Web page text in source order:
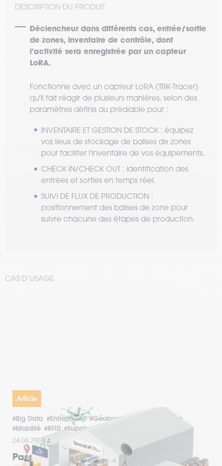
DESCRIPTION DU PRODUIT
Déclencheur dans différents cas, entrée/sortie
de zones, inventaire de contrôle, dont
l'activité sera enregistrée par un capteur
LoRA.
Fonctionne avec un capteur LoRA (TRK-Tracer)
qu'il fait réagir de plusieurs manières, selon des
paramètres définis au préalable pour :
INVENTAIRE ET GESTION DE STOCK : équipez
vos lieux de stockage de balises de zones
pour faciliter l'inventaire de vos équipements.
CHECK IN/CHECK OUT : Identification des
entrées et sorties en temps réel.
SUIVI DE FLUX DE PRODUCTION :
positionnement des balises de zone pour
suivre chacune des étapes de production.
CAS D’USAGE
Article
#Big Data #Entrepôt 4.0 #Géolocalisation
#Impression
#Mobilité #RFID #Supply Chain 4.0
24.04.2023
Passez à la logistique 4.0 avec Timcod